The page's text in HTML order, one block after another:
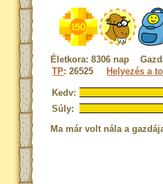
Életkora: 8306 nap
TP: 26525 Helyezés a
Kedv:
Súly:
Ma már volt nála a